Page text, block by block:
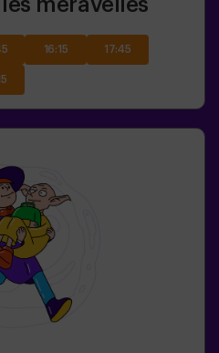
meravelles
16:15 17:45